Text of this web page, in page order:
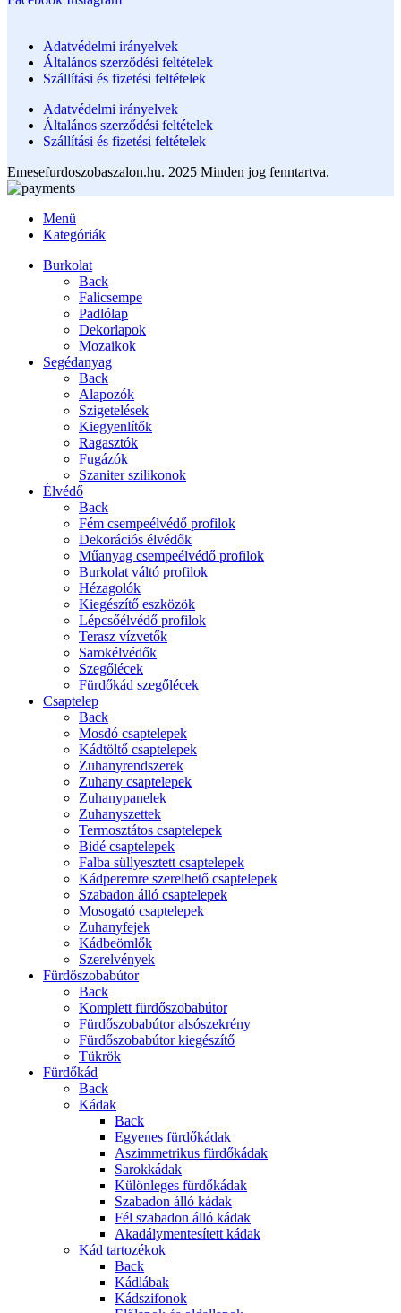
Adatvédelmi irányelvek
Általános szerződési feltételek
Szállítási és fizetési feltételek
Adatvédelmi irányelvek
Általános szerződési feltételek
Szállítási és fizetési feltételek
Emesefurdoszobaszalon.hu. 2025 Minden jog fenntartva.
Menü
Kategóriák
Burkolat
Back
Falicsempe
Padlólap
Dekorlapok
Mozaikok
Segédanyag
Back
Alapozók
Szigetelések
Kiegyenlítők
Ragasztók
Fugázók
Szaniter szilikonok
Élvédő
Back
Fém csempeélvédő profilok
Dekorációs élvédők
Műanyag csempeélvédő profilok
Burkolat váltó profilok
Hézagolók
Kiegészítő eszközök
Lépcsőélvédő profilok
Terasz vízvetők
Sarokélvédők
Szegőlécek
Fürdőkád szegőlécek
Csaptelep
Back
Mosdó csaptelepek
Kádtöltő csaptelepek
Zuhanyrendszerek
Zuhany csaptelepek
Zuhanypanelek
Zuhanyszettek
Termosztátos csaptelepek
Bidé csaptelepek
Falba süllyesztett csaptelepek
Kádperemre szerelhető csaptelepek
Szabadon álló csaptelepek
Mosogató csaptelepek
Zuhanyfejek
Kádbeömlők
Szerelvények
Fürdőszobabútor
Back
Komplett fürdőszobabútor
Fürdőszobabútor alsószekrény
Fürdőszobabútor kiegészítő
Tükrök
Fürdőkád
Back
Kádak
Back
Egyenes fürdőkádak
Aszimmetrikus fürdőkádak
Sarokkádak
Különleges fürdőkádak
Szabadon álló kádak
Fél szabadon álló kádak
Akadálymentesített kádak
Kád tartozékok
Back
Kádlábak
Kádszifonok